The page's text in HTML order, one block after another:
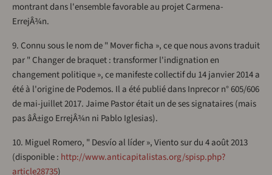
montrant dans l'ensemble favorable au projet Carmena-
ErrejÂ¾n.
9. Connu sous le nom de " Mover ficha », ce que nous avons traduit
par " Changer de braquet : transformer l'indignation en
changement politique », ce manifeste collectif du 14 janvier 2014 a
été à l'origine de Podemos. Il a été publié dans Inprecor n° 605/606
de mai-juillet 2017. Jaime Pastor était un de ses signataires (mais
pas âÂ±igo ErrejÂ¾n ni Pablo Iglesias).
10. Miguel Romero, " Desvío al líder », Viento sur du 4 août 2013
(disponible : http://www.anticapitalistas.org/spisp.php?
article28735)